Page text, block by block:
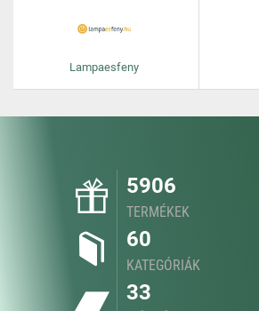
Lampaesfeny
5906
TERMÉKEK
60
KATEGÓRIÁK
33